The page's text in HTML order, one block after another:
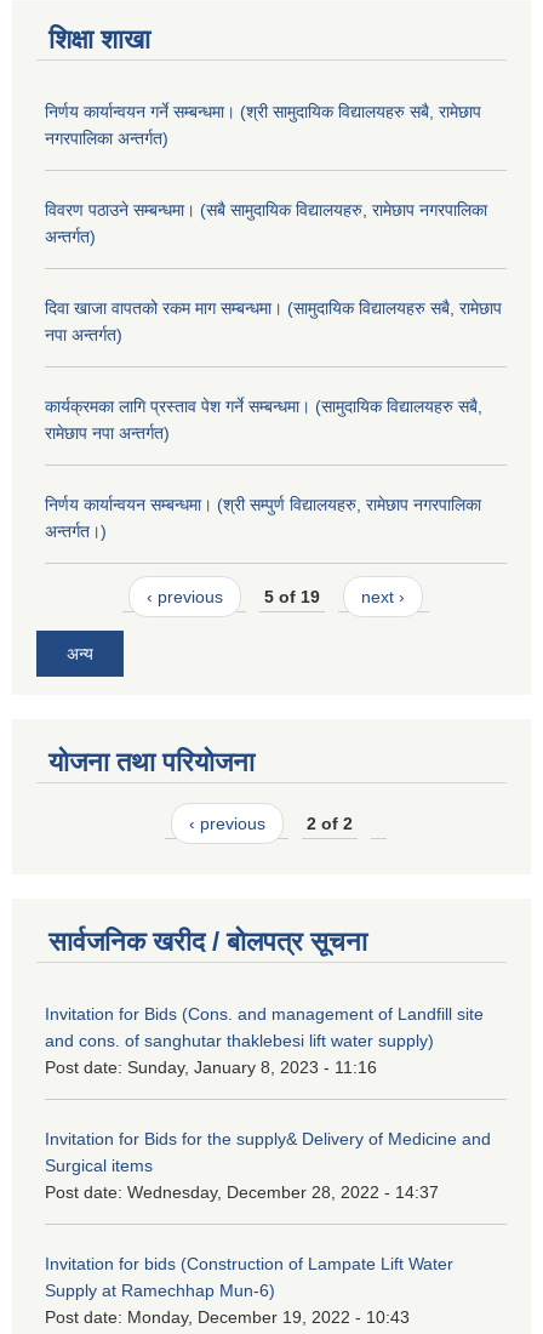
शिक्षा शाखा
निर्णय कार्यान्वयन गर्ने सम्बन्धमा। (श्री सामुदायिक विद्यालयहरु सबै, रामेछाप
नगरपालिका अन्तर्गत)
विवरण पठाउने सम्बन्धमा। (सबै सामुदायिक विद्यालयहरु, रामेछाप नगरपालिका
अन्तर्गत)
दिवा खाजा वापतको रकम माग सम्बन्धमा। (सामुदायिक विद्यालयहरु सबै, रामेछाप
नपा अन्तर्गत)
कार्यक्रमका लागि प्रस्ताव पेश गर्ने सम्बन्धमा। (सामुदायिक विद्यालयहरु सबै,
रामेछाप नपा अन्तर्गत)
निर्णय कार्यान्वयन सम्बन्धमा। (श्री सम्पुर्ण विद्यालयहरु, रामेछाप नगरपालिका
अन्तर्गत।)
‹ previous 5 of 19 next ›
अन्य
योजना तथा परियोजना
‹ previous 2 of 2
सार्वजनिक खरीद / बोलपत्र सूचना
Invitation for Bids (Cons. and management of Landfill site
and cons. of sanghutar thaklebesi lift water supply)
Post date: Sunday, January 8, 2023 - 11:16
Invitation for Bids for the supply& Delivery of Medicine and
Surgical items
Post date: Wednesday, December 28, 2022 - 14:37
Invitation for bids (Construction of Lampate Lift Water
Supply at Ramechhap Mun-6)
Post date: Monday, December 19, 2022 - 10:43